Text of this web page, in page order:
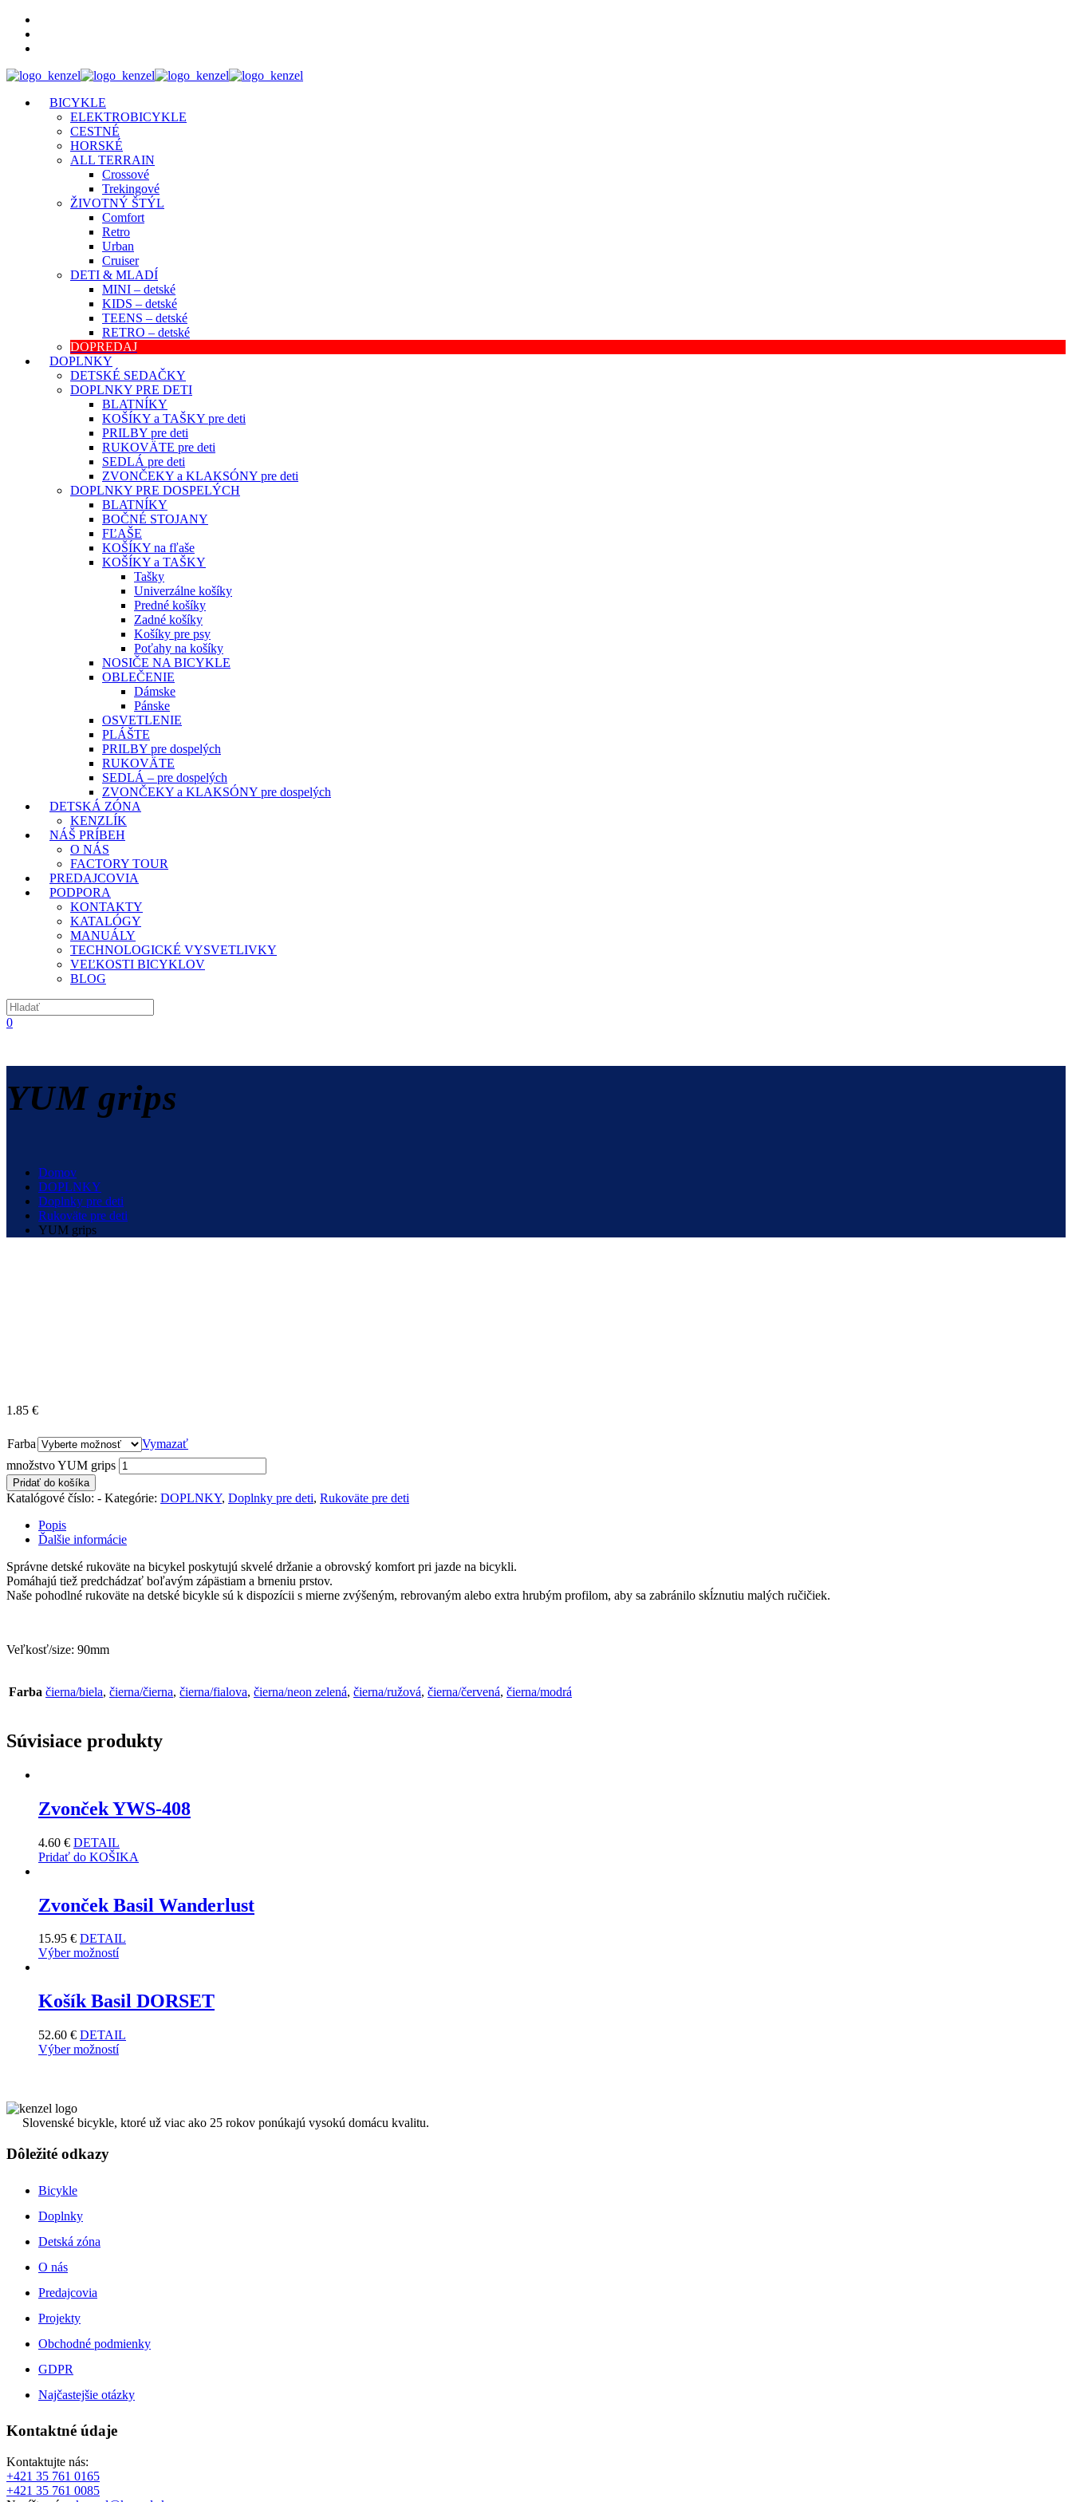
BICYKLE
ELEKTROBICYKLE
CESTNÉ
HORSKÉ
ALL TERRAIN
Crossové
Trekingové
ŽIVOTNÝ ŠTÝL
Comfort
Retro
Urban
Cruiser
DETI & MLADÍ
MINI – detské
KIDS – detské
TEENS – detské
RETRO – detské
DOPREDAJ
DOPLNKY
DETSKÉ SEDAČKY
DOPLNKY PRE DETI
BLATNÍKY
KOŠÍKY a TAŠKY pre deti
PRILBY pre deti
RUKOVÄTE pre deti
SEDLÁ pre deti
ZVONČEKY a KLAKSÓNY pre deti
DOPLNKY PRE DOSPELÝCH
BLATNÍKY
BOČNÉ STOJANY
FĽAŠE
KOŠÍKY na fľaše
KOŠÍKY a TAŠKY
Tašky
Univerzálne košíky
Predné košíky
Zadné košíky
Košíky pre psy
Poťahy na košíky
NOSIČE NA BICYKLE
OBLEČENIE
Dámske
Pánske
OSVETLENIE
PLÁŠTE
PRILBY pre dospelých
RUKOVÄTE
SEDLÁ – pre dospelých
ZVONČEKY a KLAKSÓNY pre dospelých
DETSKÁ ZÓNA
KENZLÍK
NÁŠ PRÍBEH
O NÁS
FACTORY TOUR
PREDAJCOVIA
PODPORA
KONTAKTY
KATALÓGY
MANUÁLY
TECHNOLOGICKÉ VYSVETLIVKY
VEĽKOSTI BICYKLOV
BLOG
0
YUM grips
Domov
DOPLNKY
Doplnky pre deti
Rukoväte pre deti
YUM grips
1.85 €
Farba
Vymazať
množstvo YUM grips
Pridať do košíka
Katalógové číslo: - Kategórie: DOPLNKY, Doplnky pre deti, Rukoväte pre deti
Popis
Ďalšie informácie
Správne detské rukoväte na bicykel poskytujú skvelé držanie a obrovský komfort pri jazde na bicykli.
Pomáhajú tiež predchádzať boľavým zápästiam a brneniu prstov.
Naše pohodlné rukoväte na detské bicykle sú k dispozícii s mierne zvýšeným, rebrovaným alebo extra hrubým profilom, aby sa zabránilo skĺznutiu malých ručičiek.
Veľkosť/size: 90mm
Farba čierna/biela, čierna/čierna, čierna/fialova, čierna/neon zelená, čierna/ružová, čierna/červená, čierna/modrá
Súvisiace produkty
Zvonček YWS-408
4.60 € DETAIL
Pridať do KOŠIKA
Zvonček Basil Wanderlust
15.95 € DETAIL
Výber možností
Košík Basil DORSET
52.60 € DETAIL
Výber možností
Slovenské bicykle, ktoré už viac ako 25 rokov ponúkajú vysokú domácu kvalitu.
Dôležité odkazy
Bicykle
Doplnky
Detská zóna
O nás
Predajcovia
Projekty
Obchodné podmienky
GDPR
Najčastejšie otázky
Kontaktné údaje
Kontaktujte nás:
+421 35 761 0165
+421 35 761 0085